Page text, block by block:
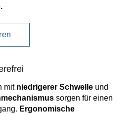
mit niedrigerer Schwelle und
sorgen für einen
Ergonomische